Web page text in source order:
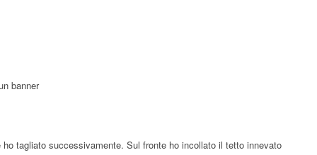
banner
tagliato successivamente. Sul fronte ho incollato il tetto innevato